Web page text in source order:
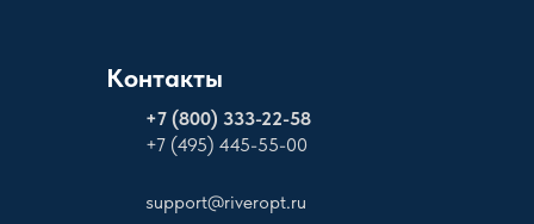
Контакты
+7 (800) 333-22-58
+7 (495) 445-55-00
support@riveropt.ru